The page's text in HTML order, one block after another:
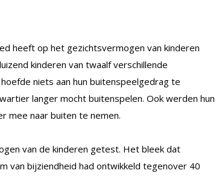
heeft op het gezichtsvermogen van kinderen
kinderen van twaalf verschillende
niets aan hun buitenspeelgedrag te
langer mocht buitenspelen. Ook werden hun
mee naar buiten te nemen.
van de kinderen getest. Het bleek dat
van bijziendheid had ontwikkeld tegenover 40